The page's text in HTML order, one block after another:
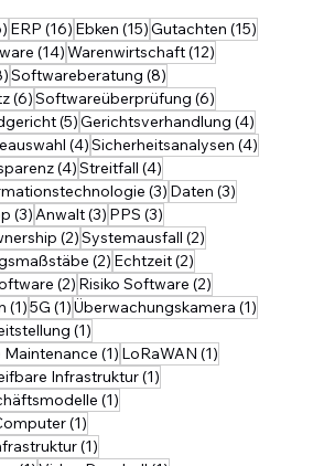
16 Beiträge
ERP (16) 16 Beiträge
Ebken (15)15 Beiträge
Gutachten (15)
(14)14 Beiträge
Warenwirtschaft(12)
8 Beiträge
Softwareberatung (8)
(6)6 Beiträge
Softwareüberprüfung (6)
(5)5 Beiträge
Gerichtsverhandlung (4)
(4)4 Beiträge
Sicherheitsanalysen (4)
(4)4 Beiträge
Streitfall (4)
(3) 3 Beiträge
Daten (3)
(3) 3 Beiträge
Anwalt(3) 3 Beiträge
PPS (3)
(2)2 Beiträge
Systemausfall (2)
(2) 2 Beiträge
Echtzeit(2)
(2) 2 Beiträge
Risiko Software (2)
(1)1 Beitrag
5G (1)1 Beitrag
Überwachungskamera (1)
(1)
(1) 1 Beitrag
LoRaWAN (1)
Infrastruktur(1)
(1)
Beitrag (1)
(1)